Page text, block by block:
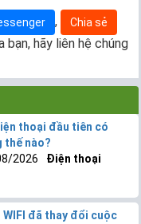
, Chia sẻ
bạn, hãy liên hệ chúng
thoại đầu tiên có
thế nào?
2026
Điện thoại
đã thay đổi cuộc